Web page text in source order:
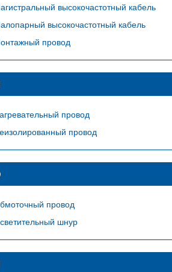
высокочастотный кабель
высокочастотный кабель
провод
провод
провод
провод
шнур